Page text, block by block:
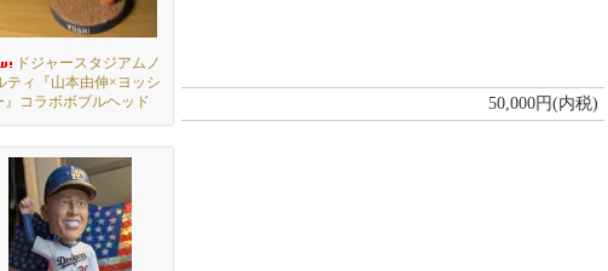
ドジャースタジアムノ
ティ『山本由伸×ヨッシ
』コラボボブルヘッド
50,000円(内税)